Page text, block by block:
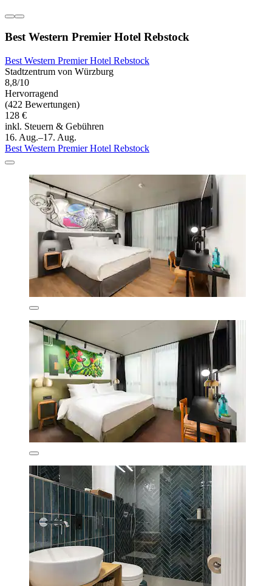
Best Western Premier Hotel Rebstock
Best Western Premier Hotel Rebstock
Stadtzentrum von Würzburg
8,8/10
Hervorragend
(422 Bewertungen)
128 €
inkl. Steuern & Gebühren
16. Aug.–17. Aug.
Best Western Premier Hotel Rebstock